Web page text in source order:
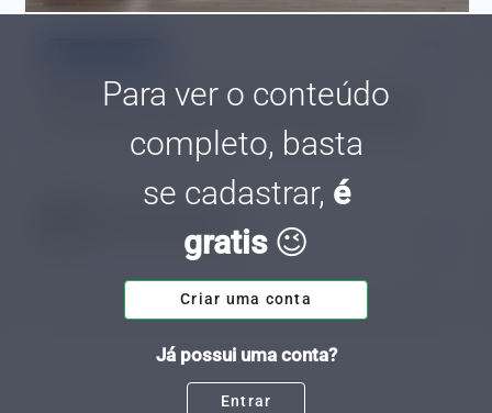
Sebrae em dados: Serviços de Hospedagem
Hoje no Sebrae em Dados vamos falar sobre os serviços de hospedagens.
Tempo de leitura: 8 minutos
Para ver o conteúdo
completo, basta
se cadastrar, é
gratis😉
Criar uma conta
Já possui uma conta?
Entrar